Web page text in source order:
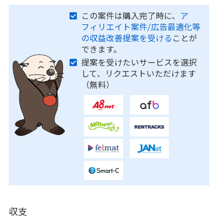
この案件は購入完了時に、 ア
フィリエイト案件/広告最適化等
の収益改善提案を受ける ことが
できます。
提案を受けたいサービスを選択
して、リクエストいただけます
（無料）
収支